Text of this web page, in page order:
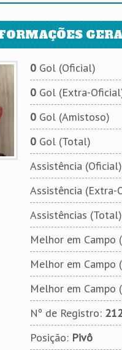
0Gol (Oficial)
0Gol (Extra-
0Gol (Amistoso)
0Gol (Total)
Assistência
Assistência (Extra-
Assistências
Melhor em Campo
Melhor em Campo
Melhor em Campo
Nº de Registro:
Posição: Pivô